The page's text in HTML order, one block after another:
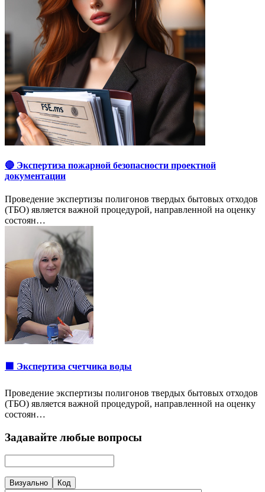
🔴 Экспертиза пожарной безопасности проектной
документации
Проведение экспертизы полигонов твердых бытовых отходов
(ТБО) является важной процедурой, направленной на оценку
состоян…
🟩 Экспертиза счетчика воды
Проведение экспертизы полигонов твердых бытовых отходов
(ТБО) является важной процедурой, направленной на оценку
состоян…
Задавайте любые вопросы
Визуально Код